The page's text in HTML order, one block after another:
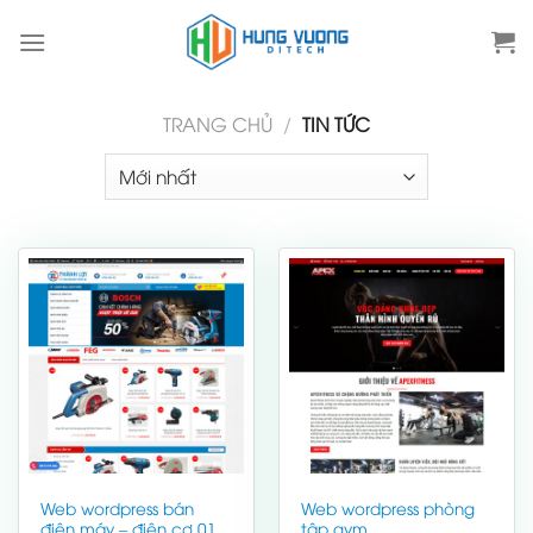
TRANG CHỦ / TIN TỨC
Web wordpress bán
điện máy – điện cơ 01
Web wordpress phòng
tập gym